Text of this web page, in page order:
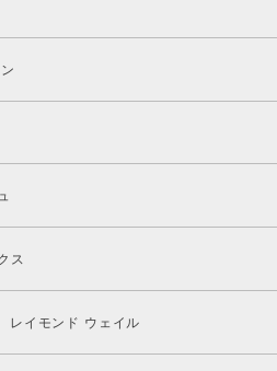
ス
レイモンド ウェイル